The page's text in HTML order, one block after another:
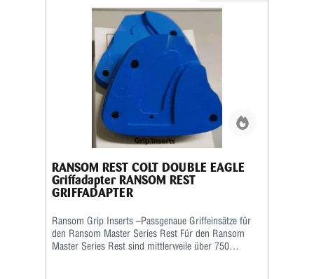
RANSOM REST COLT DOUBLE EAGLE
Griffadapter RANSOM REST
GRIFFADAPTER
Ransom Grip Inserts –Passgenaue Griffeinsätze für
den Ransom Master Series Rest Für den Ransom
Master Series Rest sind mittlerweile über 750